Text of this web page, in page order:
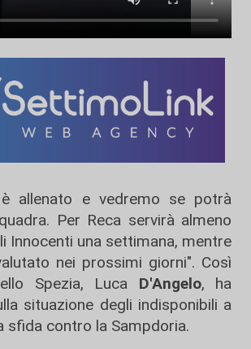
allenato e vedremo se potrà
Per Reca servirà almeno
Innocenti una settimana, mentre
nei prossimi giorni". Così
Spezia, Luca D'Angelo, ha
situazione degli indisponibili a
sfida contro la Sampdoria.